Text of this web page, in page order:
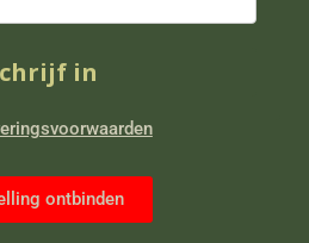
in
ontbinden